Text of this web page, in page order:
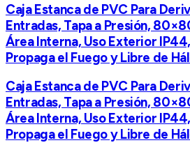
Caja Estanca de PVC Para
Entradas, Tapa a Presión,
Área Interna, Uso Exterior
Propaga el Fuego y Libre de
Caja Estanca de PVC Para
Entradas, Tapa a Presión,
Área Interna, Uso Exterior
Propaga el Fuego y Libre de